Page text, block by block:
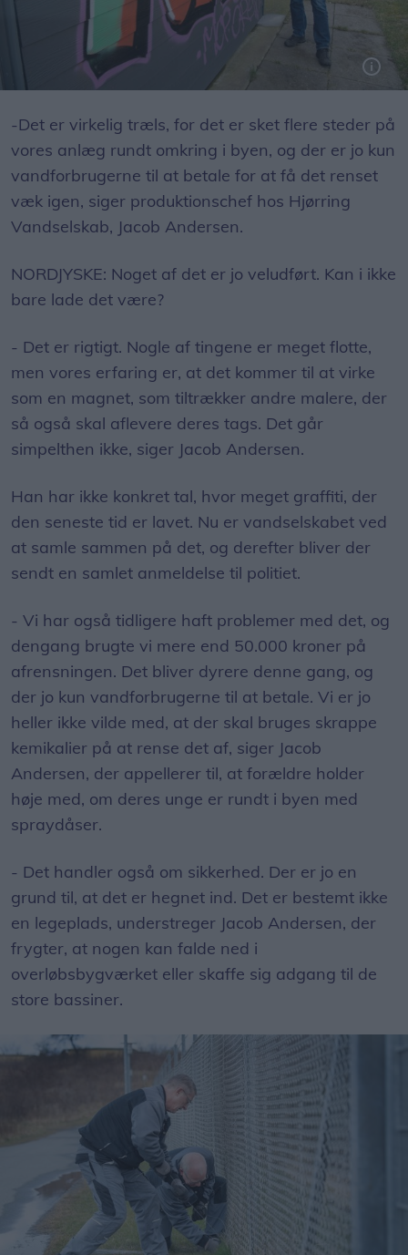
-Det er virkelig træls, for det er sket flere steder på
vores anlæg rundt omkring i byen, og der er jo kun
vandforbrugerne til at betale for at få det renset
væk igen, siger produktionschef hos Hjørring
Vandselskab, Jacob Andersen.
NORDJYSKE: Noget af det er jo veludført. Kan i ikke
bare lade det være?
- Det er rigtigt. Nogle af tingene er meget flotte,
men vores erfaring er, at det kommer til at virke
som en magnet, som tiltrækker andre malere, der
så også skal aflevere deres tags. Det går
simpelthen ikke, siger Jacob Andersen.
Han har ikke konkret tal, hvor meget graffiti, der
den seneste tid er lavet. Nu er vandselskabet ved
at samle sammen på det, og derefter bliver der
sendt en samlet anmeldelse til politiet.
- Vi har også tidligere haft problemer med det, og
dengang brugte vi mere end 50.000 kroner på
afrensningen. Det bliver dyrere denne gang, og
der jo kun vandforbrugerne til at betale. Vi er jo
heller ikke vilde med, at der skal bruges skrappe
kemikalier på at rense det af, siger Jacob
Andersen, der appellerer til, at forældre holder
høje med, om deres unge er rundt i byen med
spraydåser.
- Det handler også om sikkerhed. Der er jo en
grund til, at det er hegnet ind. Det er bestemt ikke
en legeplads, understreger Jacob Andersen, der
frygter, at nogen kan falde ned i
overløbsbygværket eller skaffe sig adgang til de
store bassiner.